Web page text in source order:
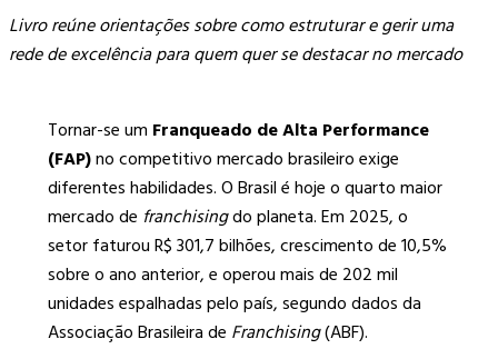
Livro reúne orientações sobre como estruturar e gerir uma
rede de excelência para quem quer se destacar no mercado
Tornar-se um Franqueado de Alta Performance
(FAP)no competitivo mercado brasileiro exige
diferentes habilidades. O Brasil é hoje o quarto maior
mercado de franchisingdo planeta. Em 2025, o
setor faturou R$ 301,7 bilhões, crescimento de 10,5%
sobre o ano anterior, e operou mais de 202 mil
unidades espalhadas pelo país, segundo dados da
Associação Brasileira de Franchising(ABF).